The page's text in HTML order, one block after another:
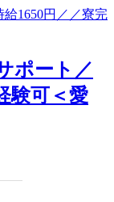
ポート／
験可＜愛